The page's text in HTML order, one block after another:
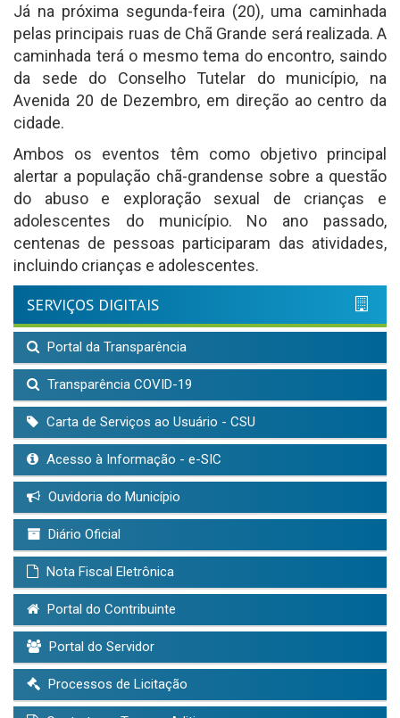
Já na próxima segunda-feira (20), uma caminhada
pelas principais ruas de Chã Grande será realizada. A
caminhada terá o mesmo tema do encontro, saindo
da sede do Conselho Tutelar do município, na
Avenida 20 de Dezembro, em direção ao centro da
cidade.
Ambos os eventos têm como objetivo principal
alertar a população chã-grandense sobre a questão
do abuso e exploração sexual de crianças e
adolescentes do município. No ano passado,
centenas de pessoas participaram das atividades,
incluindo crianças e adolescentes.
SERVIÇOS DIGITAIS
Portal da Transparência
Transparência COVID-19
Carta de Serviços ao Usuário - CSU
Acesso à Informação - e-SIC
Ouvidoria do Município
Diário Oficial
Nota Fiscal Eletrônica
Portal do Contribuinte
Portal do Servidor
Processos de Licitação